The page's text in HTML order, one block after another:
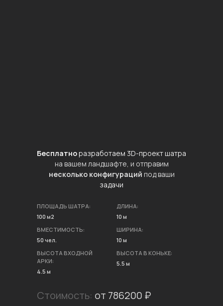
Бесплатноразработаем 3D-проект шатра
на вашем ландшафте, и отправим
несколько конфигураций под ваши
задачи
ПЛОЩАДЬ ШАТРА:
100 м2
ДЛИНА:
10 м
ВМЕСТИМОСТЬ:
50 чел.
ШИРИНА:
10 м
ВЫСОТА ВХОДНОЙ
АРКИ:
4.5 м
ВЫСОТА В КОНЬКЕ:
5.5 м
Стоимость: от 786200 ₽